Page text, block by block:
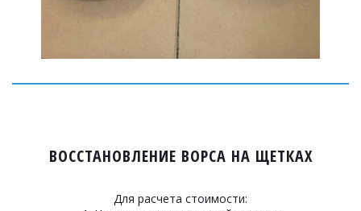
ВОССТАНОВЛЕНИЕ ВОРСА НА ЩЕТКАХ
Для расчета стоимости: